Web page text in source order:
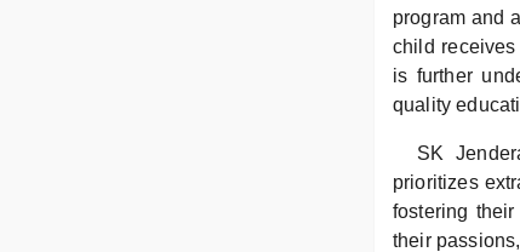
program and
child
is further
quality
SK
prioritizes
fostering
their